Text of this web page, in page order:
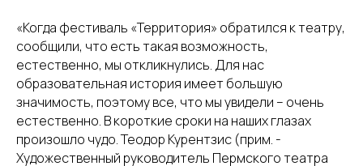
«Когда фестиваль «Территория» обратился к театру,
сообщили, что есть такая возможность,
естественно, мы откликнулись. Для нас
образовательная история имеет большую
значимость, поэтому все, что мы увидели – очень
естественно. В короткие сроки на наших глазах
произошло чудо. Теодор Курентзис (прим. -
Художественный руководитель Пермского театра